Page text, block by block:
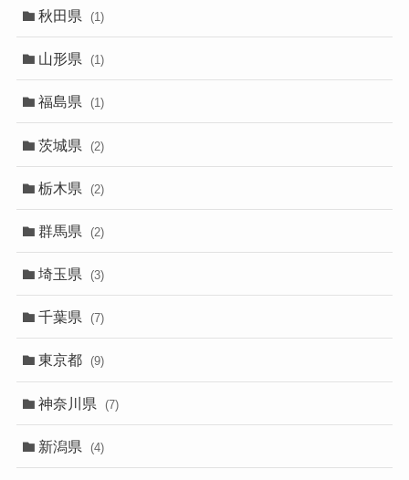
秋田県 (1)
山形県 (1)
福島県 (1)
茨城県 (2)
栃木県 (2)
群馬県 (2)
埼玉県 (3)
千葉県 (7)
東京都 (9)
神奈川県 (7)
新潟県 (4)